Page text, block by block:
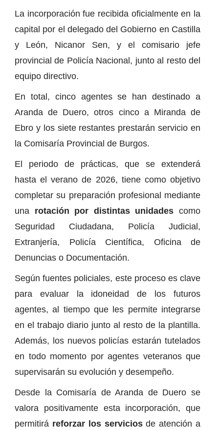
La incorporación fue recibida oficialmente en la
capital por el delegado del Gobierno en Castilla
y León, Nicanor Sen, y el comisario jefe
provincial de Policía Nacional, junto al resto del
equipo directivo.
En total, cinco agentes se han destinado a
Aranda de Duero, otros cinco a Miranda de
Ebro y los siete restantes prestarán servicio en
la Comisaría Provincial de Burgos.
El periodo de prácticas, que se extenderá
hasta el verano de 2026, tiene como objetivo
completar su preparación profesional mediante
una rotación por distintas unidades como
Seguridad Ciudadana, Policía Judicial,
Extranjería, Policía Científica, Oficina de
Denuncias o Documentación.
Según fuentes policiales, este proceso es clave
para evaluar la idoneidad de los futuros
agentes, al tiempo que les permite integrarse
en el trabajo diario junto al resto de la plantilla.
Además, los nuevos policías estarán tutelados
en todo momento por agentes veteranos que
supervisarán su evolución y desempeño.
Desde la Comisaría de Aranda de Duero se
valora positivamente esta incorporación, que
permitirá reforzar los serviciosde atención a